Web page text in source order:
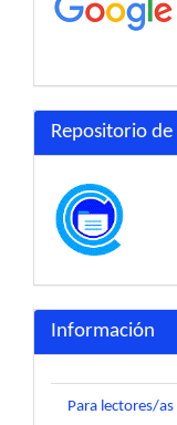
Redes
Repositorio
Información